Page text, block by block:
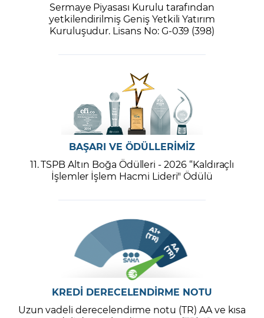
Sermaye Piyasası Kurulu tarafından
yetkilendirilmiş Geniş Yetkili Yatırım
Kuruluşudur. Lisans No: G-039 (398)
BAŞARI VE ÖDÜLLERİMİZ
11. TSPB Altın Boğa Ödülleri - 2026 “Kaldıraçlı
İşlemler İşlem Hacmi Lideri" Ödülü
KREDİ DERECELENDİRME NOTU
Uzun vadeli derecelendirme notu (TR) AA ve kısa